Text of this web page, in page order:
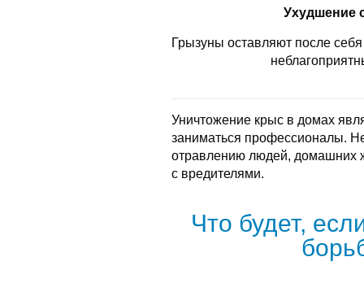
Ухудшение
Грызуны оставляют после
Уничтожение крыс в домах
заниматься профессионалы.
отравлению людей, домашних
с вредителями.
Что будет,